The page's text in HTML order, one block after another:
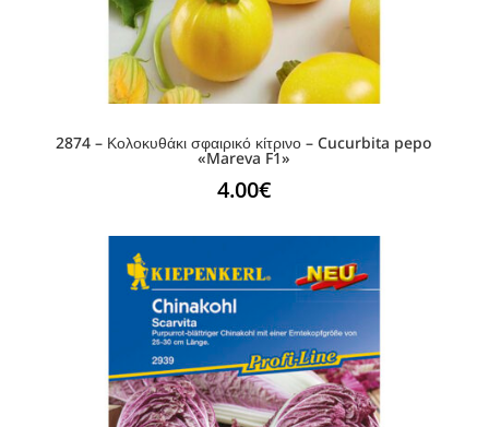
2874 – Κολοκυθάκι σφαιρικό κίτρινο – Cucurbita pepo
«Mareva F1»
4.00€